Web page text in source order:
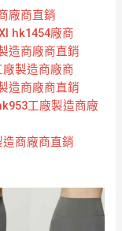
廠商直銷
hk1454廠商
造商廠商直銷
製造商廠商
造商廠商直銷
工廠製造商廠
商廠商直銷